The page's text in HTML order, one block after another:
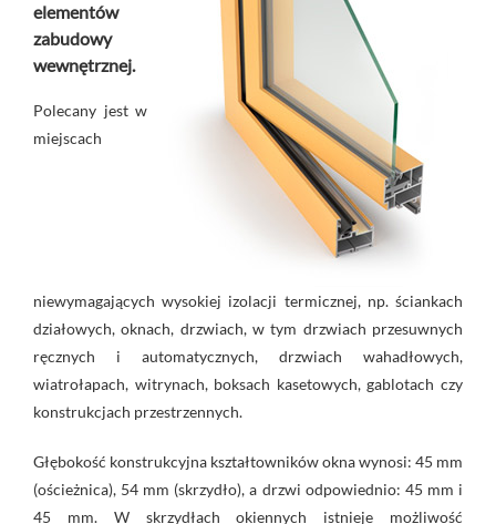
elementów
zabudowy
wewnętrznej.
Polecany jest w
miejscach
niewymagających wysokiej izolacji termicznej, np. ściankach
działowych, oknach, drzwiach, w tym drzwiach przesuwnych
ręcznych i automatycznych, drzwiach wahadłowych,
wiatrołapach, witrynach, boksach kasetowych, gablotach czy
konstrukcjach przestrzennych.
Głębokość konstrukcyjna kształtowników okna wynosi: 45 mm
(ościeżnica), 54 mm (skrzydło), a drzwi odpowiednio: 45 mm i
45 mm. W skrzydłach okiennych istnieje możliwość